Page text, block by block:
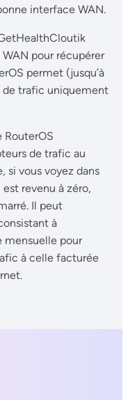
interface WAN.
pour récupérer
permet (jusqu’à
de trafic uniquement
de trafic au
si vous voyez dans
est revenu à zéro,
Il peut
à
mensuelle pour
à celle facturée